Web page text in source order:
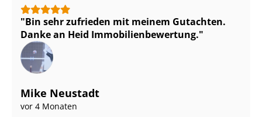
Bin sehr zufrieden mit meinem Gutachten.
Danke an Heid Im­mo­bi­li­en­be­wer­tung.
Mike Neustadt
vor 4 Monaten